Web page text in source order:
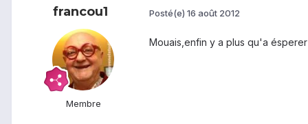
francou1
Membre
Posté(e) 16 août 2012
Mouais,enfin y a plus qu'a